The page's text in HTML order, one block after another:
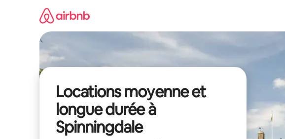
Locations moyenne et
longue durée à
Spinningdale